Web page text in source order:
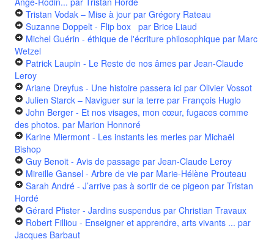
Tristan Vodak – Mise à jour par Grégory Rateau
Suzanne Doppelt - Flip box par Brice Liaud
Michel Guérin - éthique de l'écriture philosophique par Marc
Wetzel
Patrick Laupin - Le Reste de nos âmes par Jean-Claude
Leroy
Ariane Dreyfus - Une histoire passera ici par Olivier Vossot
Julien Starck – Naviguer sur la terre par François Huglo
John Berger - Et nos visages, mon cœur, fugaces comme
des photos. par Marion Honnoré
Karine Miermont - Les instants les merles par Michaël
Bishop
Guy Benoit - Avis de passage par Jean-Claude Leroy
Mireille Gansel - Arbre de vie par Marie-Hélène Prouteau
Sarah André - J’arrive pas à sortir de ce pigeon par Tristan
Hordé
Gérard Pfister - Jardins suspendus par Christian Travaux
Robert Filliou - Enseigner et apprendre, arts vivants ... par
Jacques Barbaut